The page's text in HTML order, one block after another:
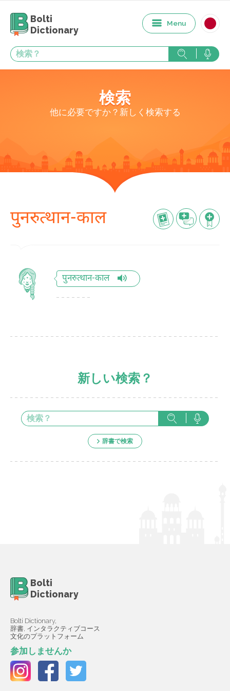
Bolti
Dictionary
Menu
検索
他に必要ですか？新しく検索する
पुनरुत्थान-काल
पुनरुत्थान-काल
新しい検索？
辞書で検索
Bolti
Dictionary
Bolti Dictionary,
辞書, インタラクティブコース
文化のプラットフォーム
参加しませんか